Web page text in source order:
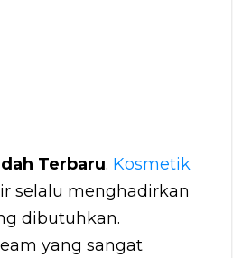
Terbaru. Kosmetik
selalu menghadirkan
dibutuhkan.
yang sangat